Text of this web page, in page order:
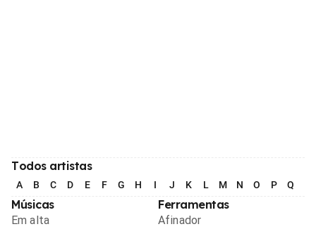
Todos artistas
A B C D E F G H I J K L M N O P Q
Músicas
Em alta
Ferramentas
Afinador